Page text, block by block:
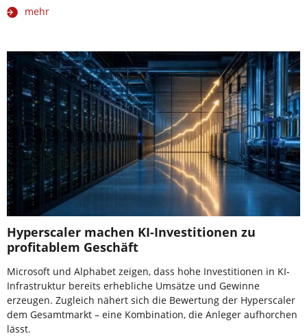
mehr
Hyperscaler machen KI-Investitionen zu
profitablem Geschäft
Microsoft und Alphabet zeigen, dass hohe Investitionen in KI-
Infrastruktur bereits erhebliche Umsätze und Gewinne
erzeugen. Zugleich nähert sich die Bewertung der Hyperscaler
dem Gesamtmarkt – eine Kombination, die Anleger aufhorchen
lässt.